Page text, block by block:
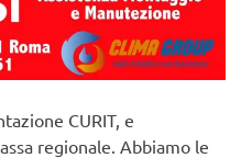
CURIT, e
regionale. Abbiamo le